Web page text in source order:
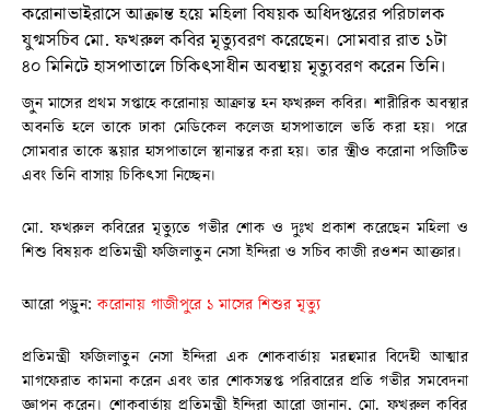
করোনাভাইরাসে আক্রান্ত হয়ে মহিলা বিষয়ক অধিদপ্তরের পরিচালক
যুগ্মসচিব মো. ফখরুল কবির মৃত্যুবরণ করেছেন। সোমবার রাত ১টা
৪০ মিনিটে হাসপাতালে চিকিৎসাধীন অবস্থায় মৃত্যুবরণ করেন তিনি।
জুন মাসের প্রথম সপ্তাহে করোনায় আক্রান্ত হন ফখরুল কবির। শারীরিক অবস্থার
অবনতি হলে তাকে ঢাকা মেডিকেল কলেজ হাসপাতালে ভর্তি করা হয়। পরে
সোমবার তাকে স্কয়ার হাসপাতালে স্থানান্তর করা হয়। তার স্ত্রীও করোনা পজিটিভ
এবং তিনি বাসায় চিকিৎসা নিচ্ছেন।
মো. ফখরুল কবিরের মৃত্যুতে গভীর শোক ও দুঃখ প্রকাশ করেছেন মহিলা ও
শিশু বিষয়ক প্রতিমন্ত্রী ফজিলাতুন নেসা ইন্দিরা ও সচিব কাজী রওশন আক্তার।
আরো পড়ুন:করোনায় গাজীপুরে ১ মাসের শিশুর মৃত্যু
প্রতিমন্ত্রী ফজিলাতুন নেসা ইন্দিরা এক শোকবার্তায় মরহুমার বিদেহী আত্মার
মাগফেরাত কামনা করেন এবং তার শোকসন্তপ্ত পরিবারের প্রতি গভীর সমবেদনা
জ্ঞাপন করেন। শোকবার্তায় প্রতিমন্ত্রী ইন্দিরা আরো জানান, মো. ফখরুল কবির